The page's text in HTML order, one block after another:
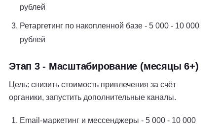
рублей
Ретаргетинг по накопленной базе - 5 000 - 10 000
рублей
Этап 3 - Масштабирование (месяцы 6+)
Цель: снизить стоимость привлечения за счёт
органики, запустить дополнительные каналы.
Email-маркетинг и мессенджеры - 5 000 - 10 000